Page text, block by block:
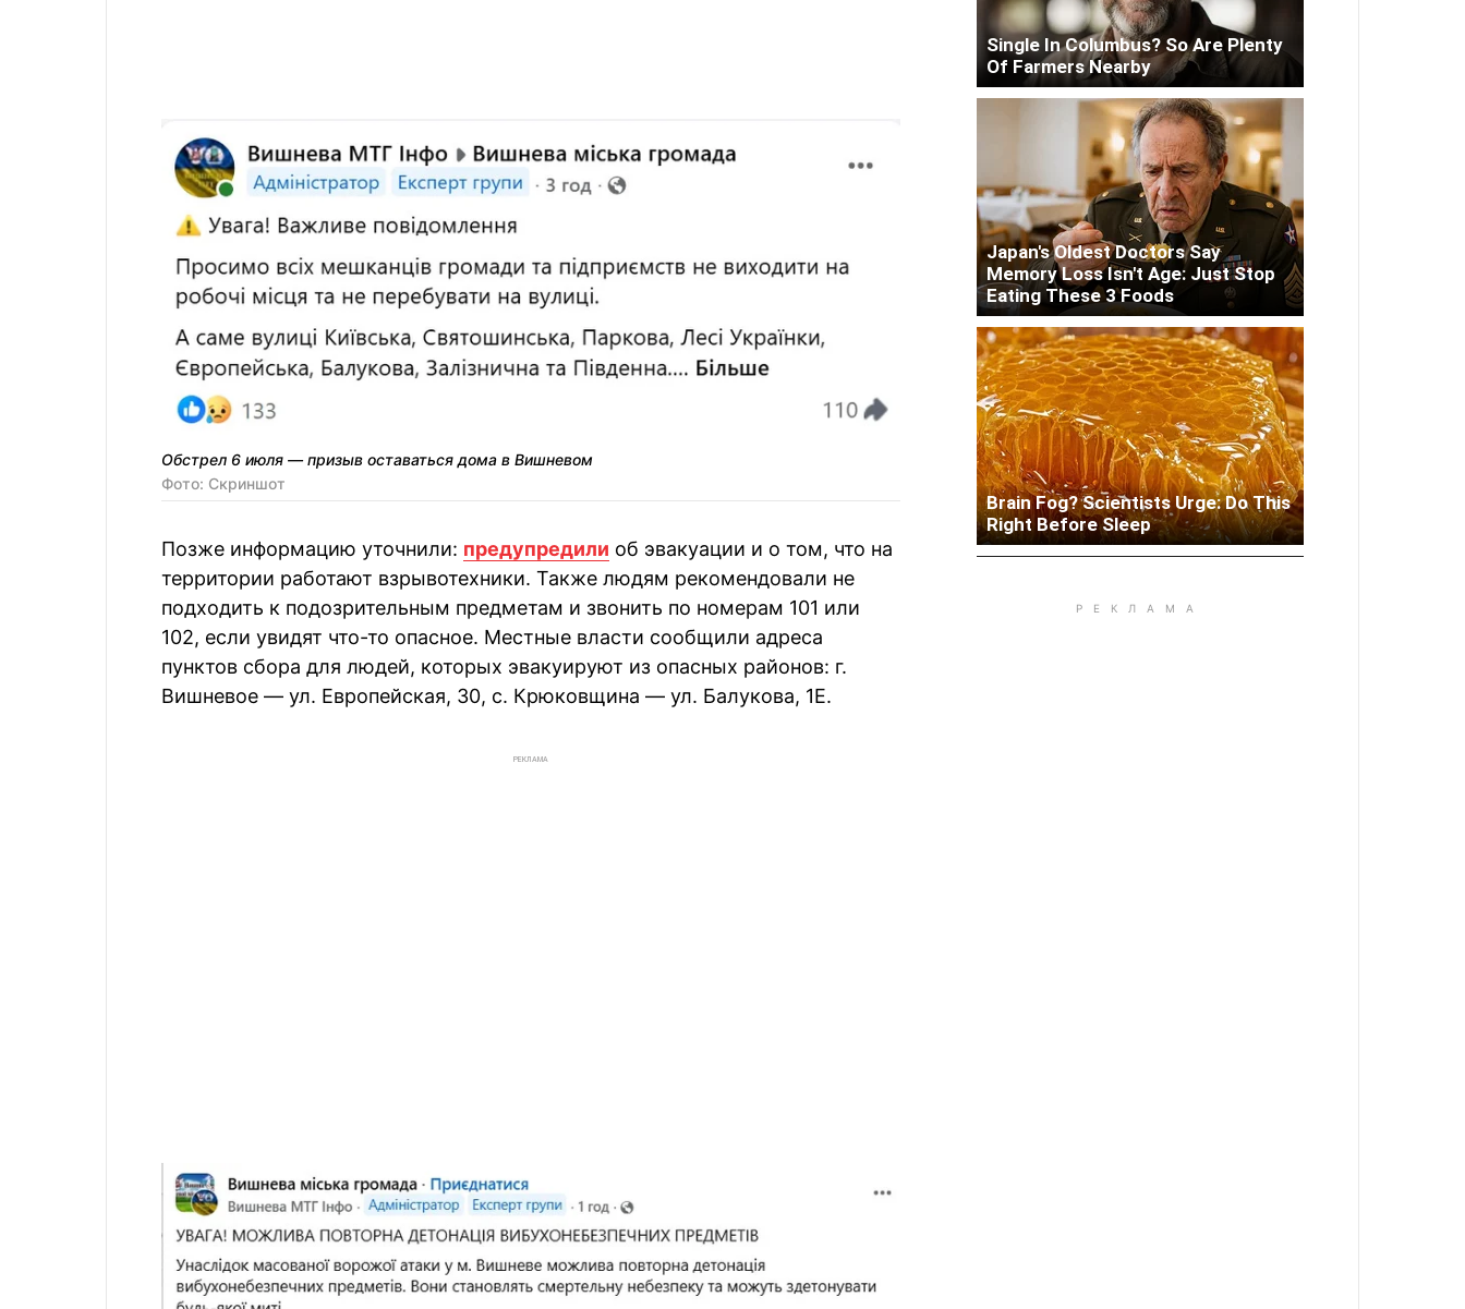
Обстрел 6 июля — призыв оставаться дома в Вишневом
Фото: Скриншот
Позже информацию уточнили: предупредили об эвакуации и о том, что на
территории работают взрывотехники. Также людям рекомендовали не
подходить к подозрительным предметам и звонить по номерам 101 или
102, если увидят что-то опасное. Местные власти сообщили адреса
пунктов сбора для людей, которых эвакуируют из опасных районов: г.
Вишневое — ул. Европейская, 30, с. Крюковщина — ул. Балукова, 1Е.
РЕКЛАМА